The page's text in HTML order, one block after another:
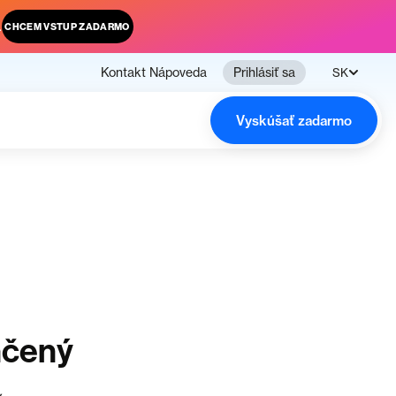
CHCEM VSTUP ZADARMO
Kontakt Nápoveda Prihlásiť sa SK
Vyskúšať zadarmo